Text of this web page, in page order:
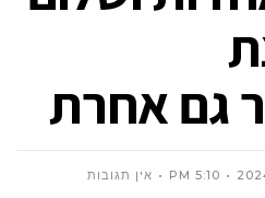
גם אחרת
5:10 PM אין תגובות